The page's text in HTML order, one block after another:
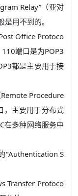
Relay”（亚对
用不到的。
Office Protoco
端口是为POP3
都是主要用于接
Procedure
，主要用于分布式
在多种网络服务中
“Authentication S
Transfer Protoco